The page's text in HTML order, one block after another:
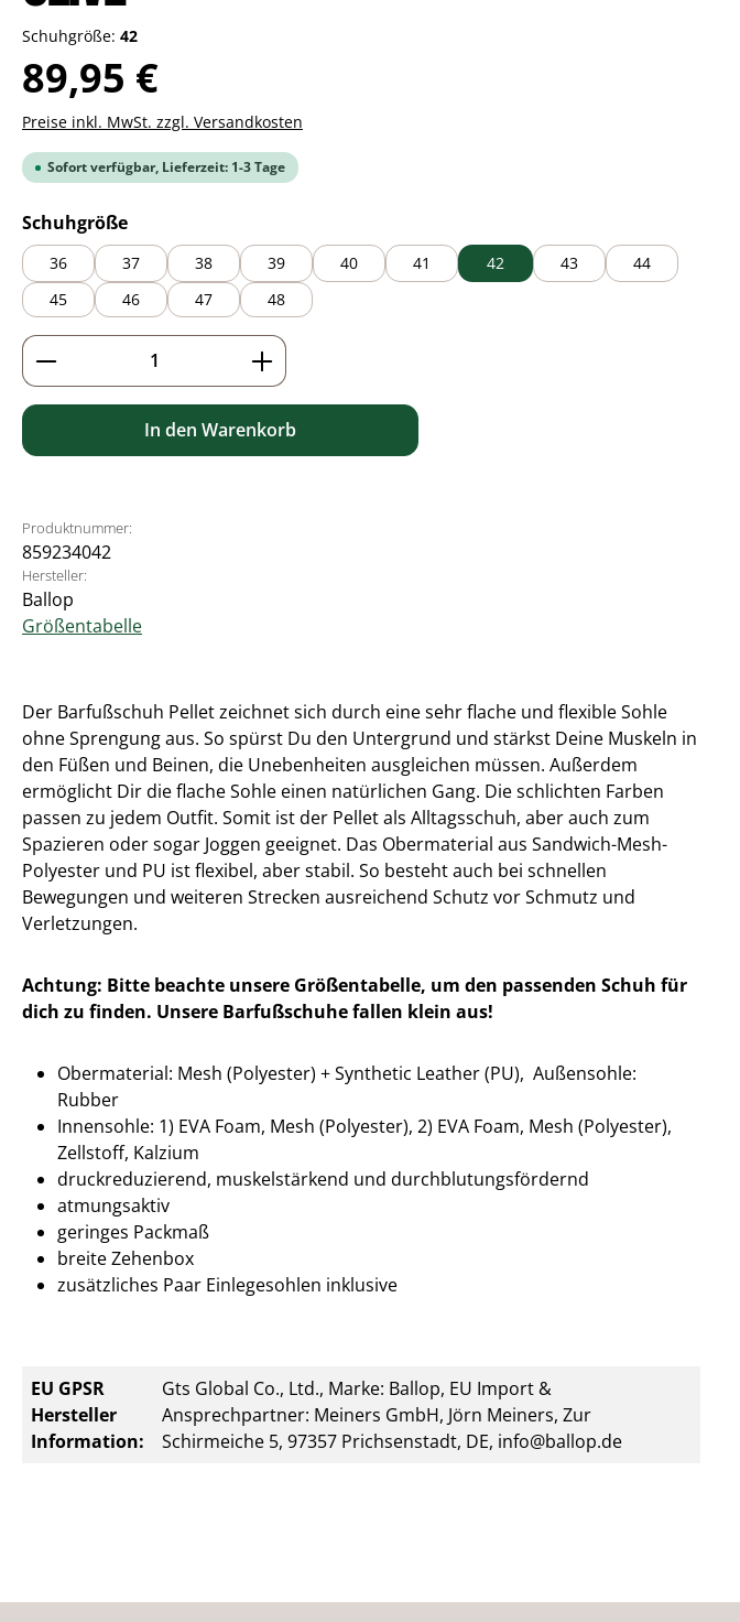
Schuhgröße: 42
Regulärer Preis:
89,95 €
Preise inkl. MwSt. zzgl. Versandkosten
Sofort verfügbar, Lieferzeit: 1-3 Tage
Schuhgrößeauswählen
36 37 38 39 40 41 42 43
44
45
46 47 48
Produkt Anzahl: Gib den gewünschten Wert ein oder
In den Warenkorb
Produktnummer:
859234042
Hersteller:
Ballop
Größentabelle
Der Barfußschuh Pellet zeichnet sich durch eine sehr flache und flexible Sohle
ohne Sprengung aus. So spürst Du den Untergrund und stärkst Deine Muskeln in
den Füßen und Beinen, die Unebenheiten ausgleichen müssen. Außerdem
ermöglicht Dir die flache Sohle einen natürlichen Gang. Die schlichten Farben
passen zu jedem Outfit. Somit ist der Pellet als Alltagsschuh, aber auch zum
Spazieren oder sogar Joggen geeignet. Das Obermaterial aus Sandwich-Mesh-
Polyester und PU ist flexibel, aber stabil. So besteht auch bei schnellen
Bewegungen und weiteren Strecken ausreichend Schutz vor Schmutz und
Verletzungen.
Achtung: Bitte beachte unsere Größentabelle, um den passenden Schuh für
dich zu finden. Unsere Barfußschuhe fallen klein aus!
Obermaterial: Mesh (Polyester) + Synthetic Leather (PU), Außensohle:
Rubber
Innensohle: 1) EVA Foam, Mesh (Polyester), 2) EVA Foam, Mesh (Polyester),
Zellstoff, Kalzium
druckreduzierend, muskelstärkend und durchblutungsfördernd
atmungsaktiv
geringes Packmaß
breite Zehenbox
zusätzliches Paar Einlegesohlen inklusive
EU GPSR
Hersteller
Information:
Gts Global Co., Ltd., Marke: Ballop, EU Import &
Ansprechpartner: Meiners GmbH, Jörn Meiners, Zur
Schirmeiche 5, 97357 Prichsenstadt, DE, info@ballop.de